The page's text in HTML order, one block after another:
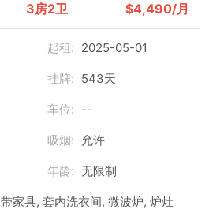
3房2卫 $4,490/月
起租: 2025-05-01
挂牌: 543天
车位: --
吸烟: 允许
年龄: 无限制
家具, 套内洗衣间, 微波炉, 炉灶